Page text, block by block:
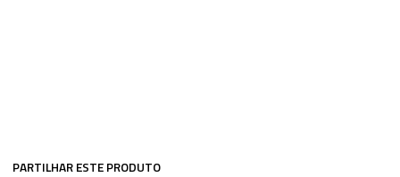
PARTILHAR ESTE PRODUTO